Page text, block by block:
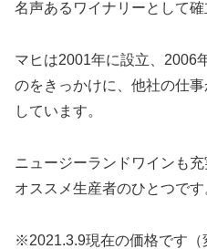
名声あるワイナリーとして確
マヒは2001年に設立、2006
のをきっかけに、他社の仕
しています。
ニュージーランドワインも
オススメ生産者のひとつです
※2021.3.9現在の価格です（